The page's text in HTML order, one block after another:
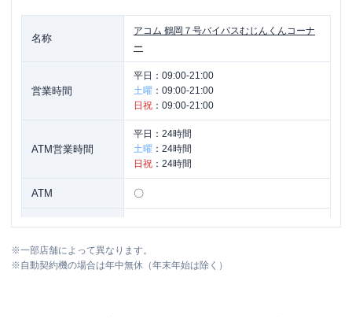
名称
アコム 鶴岡７号バイパスむじんくんコーナ
ー
営業時間
平日： 09:00-21:00
土曜 ： 09:00-21:00
日祝 ： 09:00-21:00
ATM営業時間
平日： 24時間
土曜 ： 24時間
日祝 ： 24時間
ATM 〇
住所 山形県鶴岡市文下字広野２３-４
※一部店舗によって異なります。
※自動契約機の場合は年中無休（年末年始は除く）